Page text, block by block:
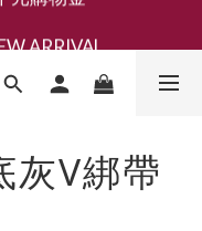
折，三件享85折 】
灰V綁帶